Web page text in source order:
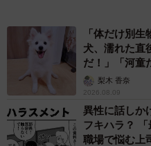
「体だけ別
犬、濡れた
だ！」「河童
梨木 香奈
2026.08.09
異性に話しか
フキハラ？
職場で悩む上